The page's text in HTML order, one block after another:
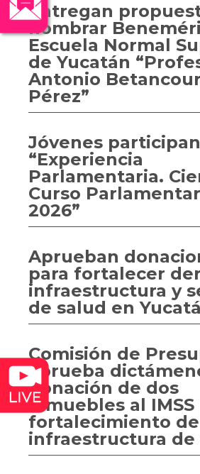
Entregan
nombrar
Escuela Normal
de Yucatán
Antonio
Pérez”
Jóvenes
“Experiencia
Parlamentaria.
Curso
2026”
Aprueban
para fortalecer
infraestructura y
de salud en
Comisión de
aprueba
donación de dos
inmuebles al IMSS
fortalecimiento de
infraestructura de